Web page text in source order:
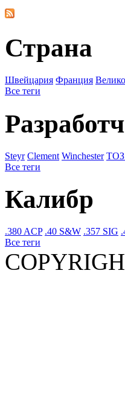
Страна
Швейцария Франция
Все теги
Steyr Clement Winchester ТОЗ
Все теги
Калибр
.380 ACP .40 S&W .357 SIG
Все теги